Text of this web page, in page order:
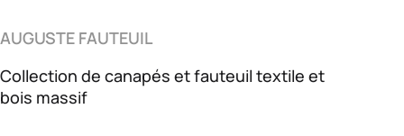
AUGUSTE FAUTEUIL
Collection de canapés et fauteuil textile et
bois massif